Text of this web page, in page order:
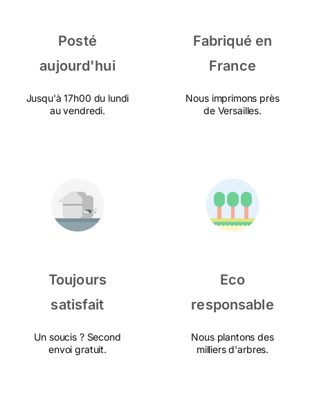
Posté
aujourd'hui
Jusqu'à 17h00 du lundi
au vendredi.
Fabriqué en
France
Nous imprimons près
de Versailles.
Toujours
satisfait
Un soucis ? Second
envoi gratuit.
Eco
responsable
Nous plantons des
milliers d'arbres.